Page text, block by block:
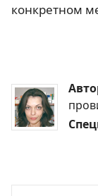
конкретном